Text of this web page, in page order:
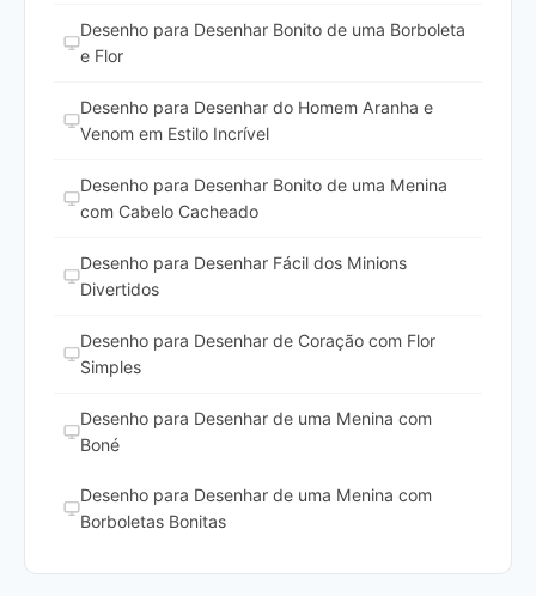
Desenho para Desenhar Bonito de uma Borboleta
e Flor
Desenho para Desenhar do Homem Aranha e
Venom em Estilo Incrível
Desenho para Desenhar Bonito de uma Menina
com Cabelo Cacheado
Desenho para Desenhar Fácil dos Minions
Divertidos
Desenho para Desenhar de Coração com Flor
Simples
Desenho para Desenhar de uma Menina com
Boné
Desenho para Desenhar de uma Menina com
Borboletas Bonitas